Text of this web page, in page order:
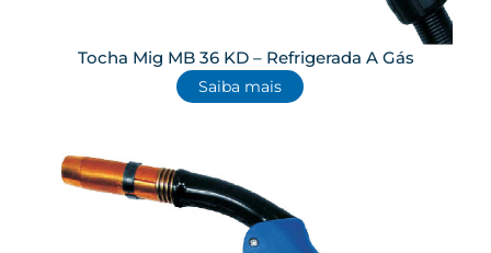
Tocha Mig MB 36 KD – Refrigerada A Gás
Saiba mais